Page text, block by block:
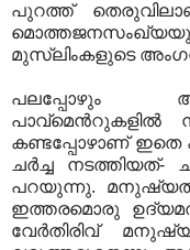
പുറത്ത്
മുസ്‌ലിംകളുടെ
പലപ്പോഴും
പാവ്മെന്‍റുകളില്‍
കണ്ടപ്പോഴാണ് ഇതെ
ചര്‍ച്ച നടത്തിയത്-
പറയുന്നു.
ഇത്തരമൊരു
വേര്‍തിരിവ്